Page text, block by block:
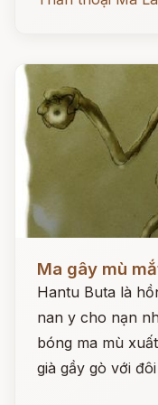
Ma gây mù
Hantu Buta là
nan y cho nạn
bóng ma mù
già gầy gò với